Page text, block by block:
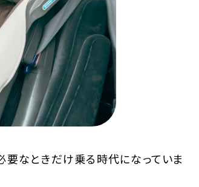
なときだけ乗る時代になっていま